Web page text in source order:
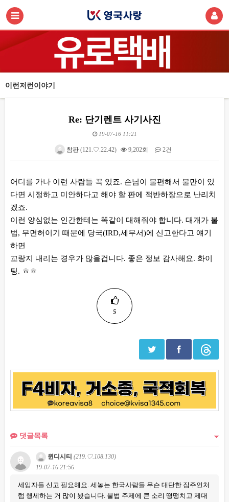
이런저런이야기
Re: 단기렌트 사기사진
19-07-16 11:21
참판 (121.♡.22.42) 9,202회 2건
어디를 가나 이런 사람들 꼭 있죠. 손님이 불편해서 불만이 있
다면 시정하고 미안하다고 해야 할 판에 적반하장으로 난리치
겠죠.
이런 양심없는 인간한테는 똑같이 대해줘야 합니다. 대개가 불
법, 무면허이기 때문에 당국(IRD,세무서)에 신고한다고 얘기
하면
꼬랑지 내리는 경우가 많을겁니다. 좋은 정보 감사해요. 화이
팅. ㅎㅎ
5
댓글목록
윈디시티 (219.♡.108.130)
19-07-16 21:56
세입자들 신고 필요해요. 세놓는 한국사람들 무슨 대단한 집주인처
럼 행세하는 거 많이 봤습니다. 불법 주제에 큰 소리 떵떵치고 제대